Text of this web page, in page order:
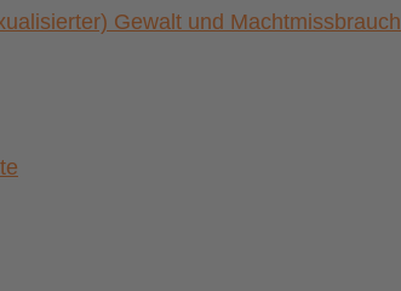
Gewalt und Machtmissbrauch